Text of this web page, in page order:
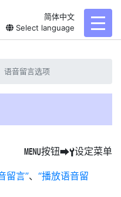
简体中文
Select language
语音留言选项
G按钮UB设定菜单
留言 、
播放语音留